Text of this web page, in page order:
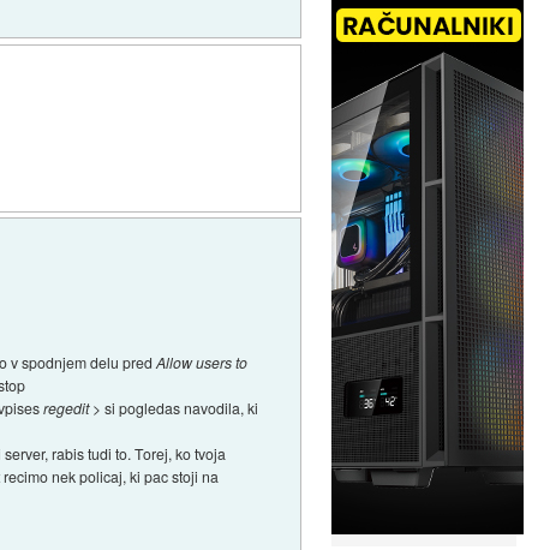
v spodnjem delu predAllow users to
regedit> si pogledas navodila, ki
rabis tudi to. Torej, ko tvoja
nek policaj, ki pac stoji na